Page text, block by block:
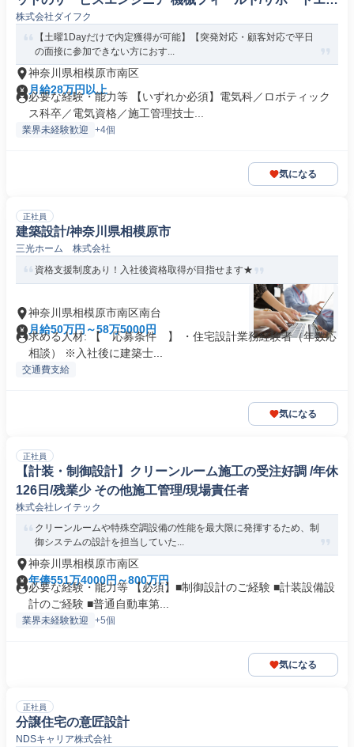
ジニア
株式会社ダイフク
【土曜1Dayだけで内定獲得が可能】【突発対応・顧客対応で平日
の面接に参加できない方におす...
神奈川県相模原市南区
月給28万円以上
必要な経験・能力等 【いずれか必須】電気科／ロボティック
ス科卒／電気資格／施工管理技士...
業界未経験歓迎 +4個
気になる
正社員
建築設計/神奈川県相模原市
三光ホーム 株式会社
資格支援制度あり！入社後資格取得が目指せます★
神奈川県相模原市南区南台
月給50万円～58万5000円
求める人材: 【 応募条件 】 ・住宅設計業務経験者（年数応
相談） ※入社後に建築士...
交通費支給
気になる
正社員
【計装・制御設計】クリーンルーム施工の受注好調 /年休
126日/残業少 その他施工管理/現場責任者
株式会社レイテック
クリーンルームや特殊空調設備の性能を最大限に発揮するため、制
御システムの設計を担当していた...
神奈川県相模原市南区
年俸551万4000円～800万円
必要な経験・能力等 【必須】■制御設計のご経験 ■計装設備設
計のご経験 ■普通自動車第...
業界未経験歓迎 +5個
気になる
正社員
分譲住宅の意匠設計
NDSキャリア株式会社